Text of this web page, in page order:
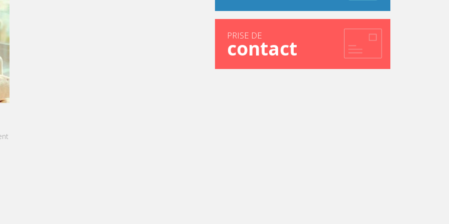
EST NOMMÉE PRÉSIDENTE
dans l’enseignement du
Sebban-Benzazon au poste
PRISE DE
contact